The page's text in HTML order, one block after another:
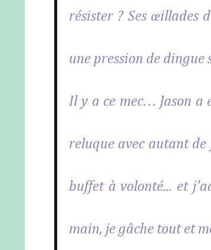
résister ? Ses œillades
une pression de dingue
Il y a ce mec… Jason a
reluque avec autant
buffet à volonté... et
main, je gâche tout et